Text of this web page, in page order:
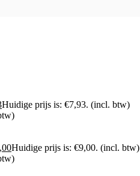
Huidige prijs is: €7,93. (incl. btw)
Huidige prijs is: €9,00. (incl. btw)